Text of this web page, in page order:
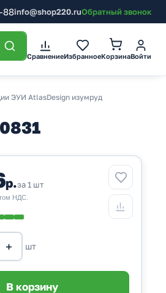
88info@shop220.ruОбратный звонок
СравнениеИзбранноеКорзинаВойти
ЭУИ AtlasDesign изумруд
р.за 1 шт
НДС.
+ шт